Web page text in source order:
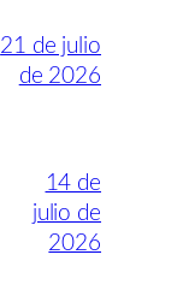
21 de julio
de 2026
14 de
julio de
2026